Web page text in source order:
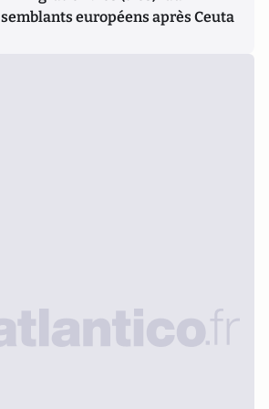
semblants européens après Ceuta